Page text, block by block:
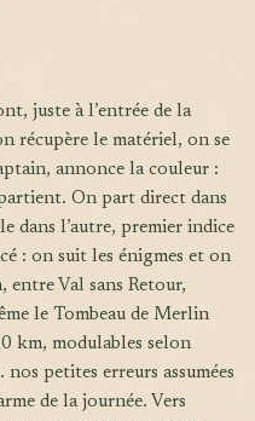
récupère le matériel, on se
annonce la couleur :
On part direct dans
dans l’autre, premier indice
: on suit les énigmes et on
entre Val sans Retour,
le Tombeau de Merlin
km, modulables selon
petites erreurs assumées
de la journée. Vers